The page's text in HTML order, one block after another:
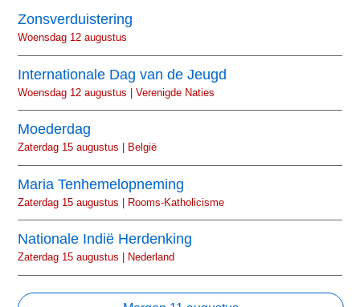
Zonsverduistering
Woensdag 12 augustus
Internationale Dag van de Jeugd
Woensdag 12 augustus | Verenigde Naties
Moederdag
Zaterdag 15 augustus | België
Maria Tenhemelopneming
Zaterdag 15 augustus | Rooms-Katholicisme
Nationale Indië Herdenking
Zaterdag 15 augustus | Nederland